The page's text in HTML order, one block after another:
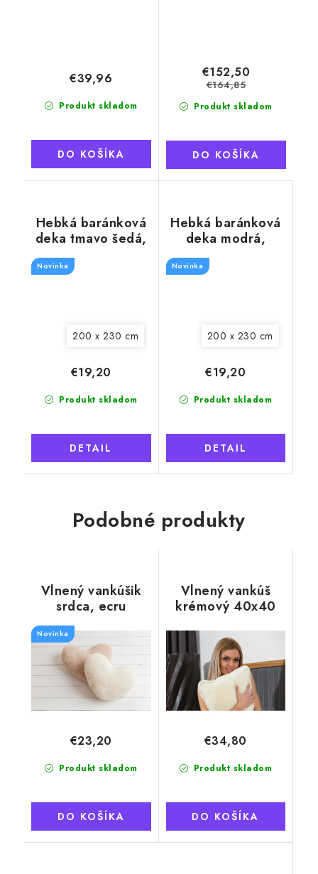
Produkt skladom
€39,96
DO KOŠÍKA
Produkt skladom
€152,50
€164,85
DO KOŠÍKA
Hebká baránková
deka tmavo šedá,
rebrovaná
Novinka
200 x 230 cm
Produkt skladom
€19,20
DETAIL
Hebká baránková
deka modrá,
rebrovaná
Novinka
200 x 230 cm
Produkt skladom
€19,20
DETAIL
Podobné produkty
Vlnený vankúšik
srdca, ecru
Novinka
Produkt skladom
€23,20
DO KOŠÍKA
Vlnený vankúš
krémový 40x40
Produkt skladom
€34,80
DO KOŠÍKA